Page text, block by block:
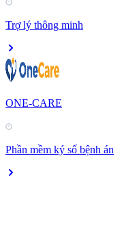
Trợ lý thông minh
ONE-CARE
Phần mềm ký số bệnh án